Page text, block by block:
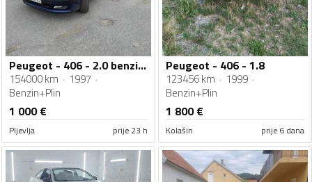
Peugeot - 406 - 2.0 benzin+plin
154000 km
1997
Benzin+Plin
1 000€
Pljevlja prije 23 h
Peugeot - 406 - 1.8
123456 km
1999
Benzin+Plin
1 800€
Kolašin prije 6 dana